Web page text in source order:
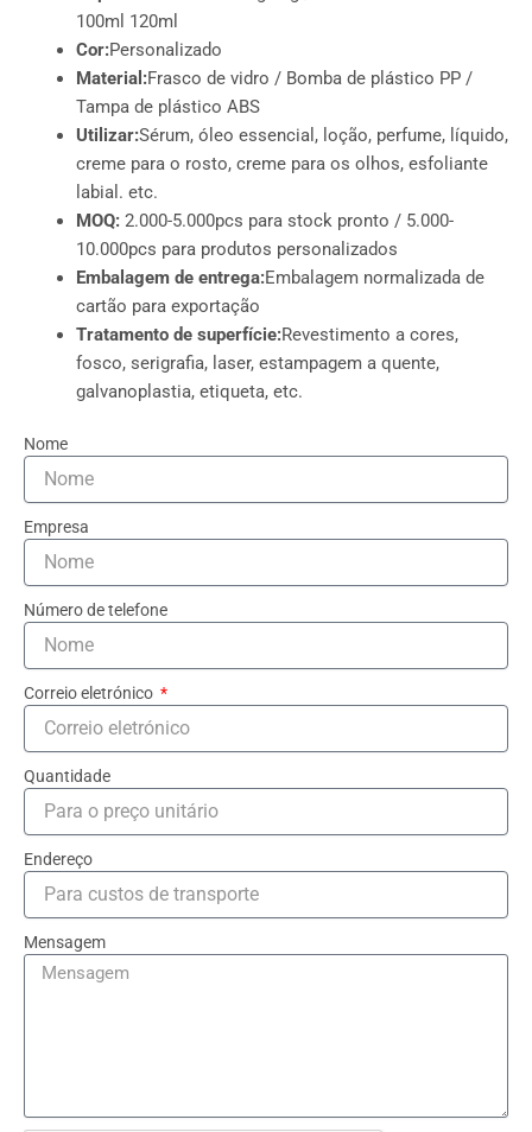
100ml 120ml
Cor:Personalizado
Material:Frasco de vidro / Bomba de plástico PP /
Tampa de plástico ABS
Utilizar:Sérum, óleo essencial, loção, perfume, líquido,
creme para o rosto, creme para os olhos, esfoliante
labial. etc.
MOQ: 2.000-5.000pcs para stock pronto / 5.000-
10.000pcs para produtos personalizados
Embalagem de entrega:Embalagem normalizada de
cartão para exportação
Tratamento de superfície:Revestimento a cores,
fosco, serigrafia, laser, estampagem a quente,
galvanoplastia, etiqueta, etc.
Nome
Empresa
Número de telefone
Correio eletrónico
Quantidade
Endereço
Mensagem